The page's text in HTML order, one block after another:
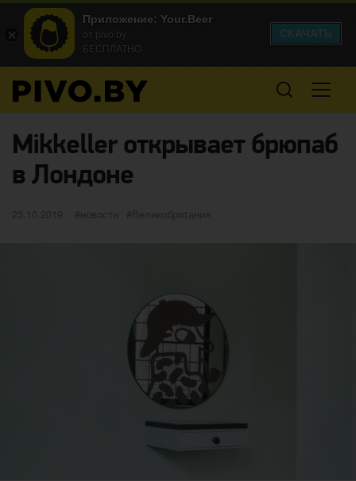
Mikkeller открывает брюпаб
в Лондоне
Опубликовано
23.10.2019 категории
новости Метки
Великобритания
Приложение: Your.Beer
от pivo.by
БЕСПЛАТНО
СКАЧАТЬ